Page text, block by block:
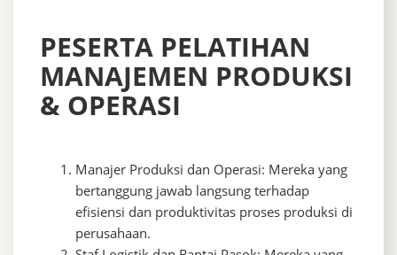
PESERTA PELATIHAN
MANAJEMEN PRODUKSI
& OPERASI
Manajer Produksi dan Operasi: Mereka yang
bertanggung jawab langsung terhadap
efisiensi dan produktivitas proses produksi di
perusahaan.